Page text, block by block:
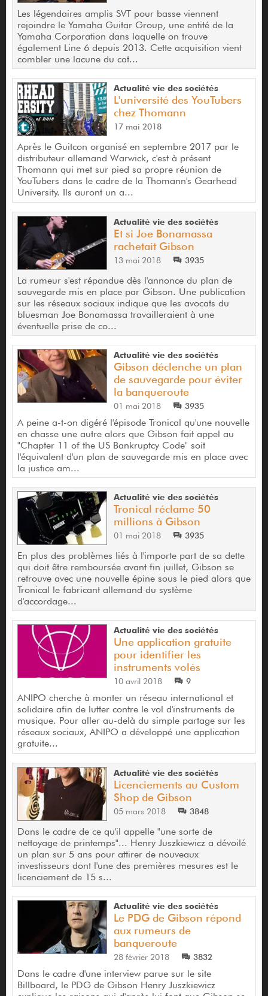
Les légendaires amplis SVT pour basse viennent
rejoindre le Yamaha Guitar Group, une entité de la
Yamaha Corporation dans laquelle on trouve
également Line 6 depuis 2013. Cette acquisition vient
combler une lacune du cat...
Actualité vie des sociétés
L'université des YouTubers
chez Thomann
17 mai 2018
Après le Guitcon organisé en septembre 2017 par le
distributeur allemand Warwick, c'est à présent
Thomann qui met sur pied sa propre réunion de
YouTubers dans le cadre de la Thomann's Gearhead
University. Ils auront un a...
Actualité vie des sociétés
Et si Joe Bonamassa
rachetait Gibson
13 mai 2018 3935
La rumeur s'est répandue dès l'annonce du plan de
sauvegarde mis en place par Gibson. Une publication
sur les réseaux sociaux indique que les avocats du
bluesman Joe Bonamassa travailleraient à une
éventuelle prise de co...
Actualité vie des sociétés
Gibson déclenche un plan
de sauvegarde pour éviter
la banqueroute
01 mai 2018 3935
A peine a-t-on digéré l'épisode Tronical qu'une nouvelle
en chasse une autre alors que Gibson fait appel au
"Chapter 11 of the US Bankruptcy Code" soit
l'équivalent d'un plan de sauvegarde mis en place avec
la justice am...
Actualité vie des sociétés
Tronical réclame 50
millions à Gibson
01 mai 2018 3935
En plus des problèmes liés à l'importe part de sa dette
qui doit être remboursée avant fin juillet, Gibson se
retrouve avec une nouvelle épine sous le pied alors que
Tronical le fabricant allemand du système
d'accordage...
Actualité vie des sociétés
Une application gratuite
pour identifier les
instruments volés
10 avril 2018 9
ANIPO cherche à monter un réseau international et
solidaire afin de lutter contre le vol d'instruments de
musique. Pour aller au-delà du simple partage sur les
réseaux sociaux, ANIPO a développé une application
gratuite...
Actualité vie des sociétés
Licenciements au Custom
Shop de Gibson
05 mars 2018 3848
Dans le cadre de ce qu'il appelle "une sorte de
nettoyage de printemps"... Henry Juszkiewicz a dévoilé
un plan sur 5 ans pour attirer de nouveaux
investisseurs dont l'une des premières mesures est le
licenciement de 15 s...
Actualité vie des sociétés
Le PDG de Gibson répond
aux rumeurs de
banqueroute
28 février 2018 3832
Dans le cadre d'une interview parue sur le site
Billboard, le PDG de Gibson Henry Juszkiewicz